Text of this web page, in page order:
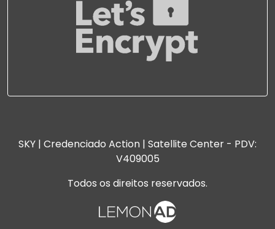
SKY | Credenciado Action | Satellite Center - PDV:
V409005
Todos os direitos reservados.